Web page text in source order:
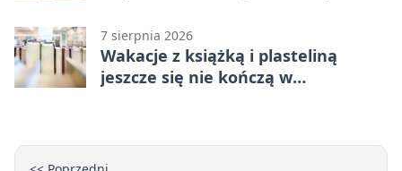
7 sierpnia 2026
Wakacje z książką i plasteliną
jeszcze się nie kończą w